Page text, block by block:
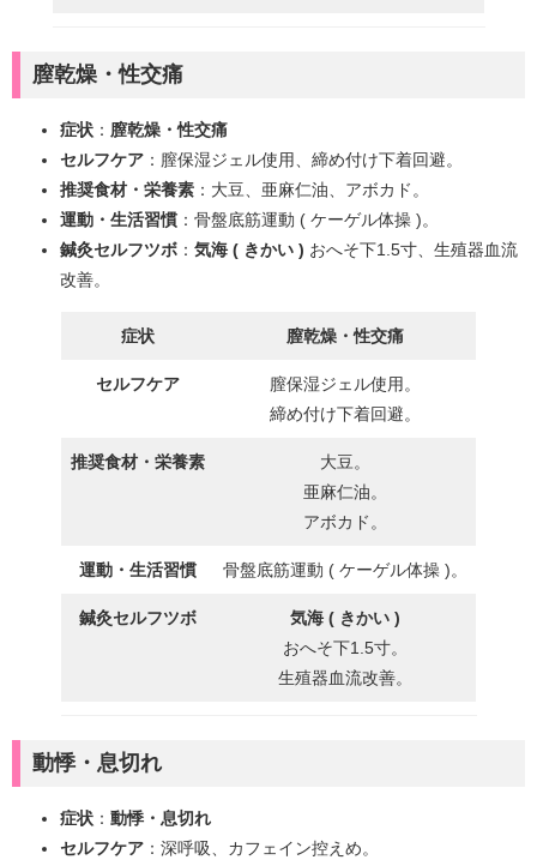
膣乾燥・性交痛
症状 ： 膣乾燥・性交痛
セルフケア ：膣保湿ジェル使用、締め付け下着回避。
推奨食材・栄養素 ：大豆、亜麻仁油、アボカド。
運動・生活習慣 ：骨盤底筋運動 ( ケーゲル体操 )。
鍼灸セルフツボ ： 気海 ( きかい ) おへそ下1.5寸、生殖器血流
改善。
症状 膣乾燥・性交痛
セルフケア
膣保湿ジェル使用。
締め付け下着回避。
推奨食材・栄養素
大豆。
亜麻仁油。
アボカド。
運動・生活習慣 骨盤底筋運動 ( ケーゲル体操 )。
鍼灸セルフツボ
気海 ( きかい )
おへそ下1.5寸。
生殖器血流改善。
動悸・息切れ
症状 ： 動悸・息切れ
セルフケア ：深呼吸、カフェイン控えめ。